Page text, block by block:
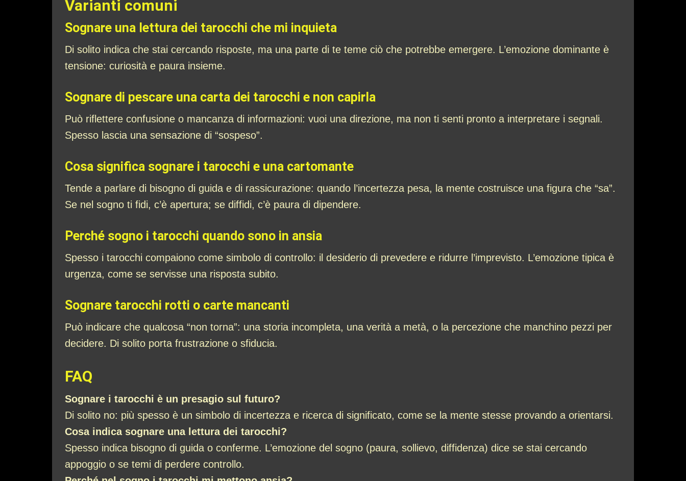
Varianti comuni
Sognare una lettura dei tarocchi che mi inquieta
Di solito indica che stai cercando risposte, ma una parte di te teme ciò che potrebbe emergere. L’emozione dominante è
tensione: curiosità e paura insieme.
Sognare di pescare una carta dei tarocchi e non capirla
Può riflettere confusione o mancanza di informazioni: vuoi una direzione, ma non ti senti pronto a interpretare i segnali.
Spesso lascia una sensazione di “sospeso”.
Cosa significa sognare i tarocchi e una cartomante
Tende a parlare di bisogno di guida e di rassicurazione: quando l’incertezza pesa, la mente costruisce una figura che “sa”.
Se nel sogno ti fidi, c’è apertura; se diffidi, c’è paura di dipendere.
Perché sogno i tarocchi quando sono in ansia
Spesso i tarocchi compaiono come simbolo di controllo: il desiderio di prevedere e ridurre l’imprevisto. L’emozione tipica è
urgenza, come se servisse una risposta subito.
Sognare tarocchi rotti o carte mancanti
Può indicare che qualcosa “non torna”: una storia incompleta, una verità a metà, o la percezione che manchino pezzi per
decidere. Di solito porta frustrazione o sfiducia.
FAQ
Sognare i tarocchi è un presagio sul futuro?
Di solito no: più spesso è un simbolo di incertezza e ricerca di significato, come se la mente stesse provando a orientarsi.
Cosa indica sognare una lettura dei tarocchi?
Spesso indica bisogno di guida o conferme. L’emozione del sogno (paura, sollievo, diffidenza) dice se stai cercando
appoggio o se temi di perdere controllo.